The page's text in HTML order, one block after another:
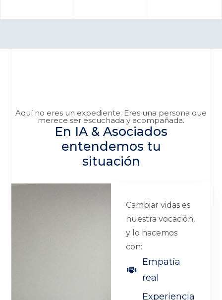
Aquí no eres un expediente. Eres una persona que
merece ser escuchada y acompañada.
En IA & Asociados
entendemos tu
situación
Cambiar vidas es
nuestra vocación,
y lo hacemos
con:
Empatía
real
Experiencia